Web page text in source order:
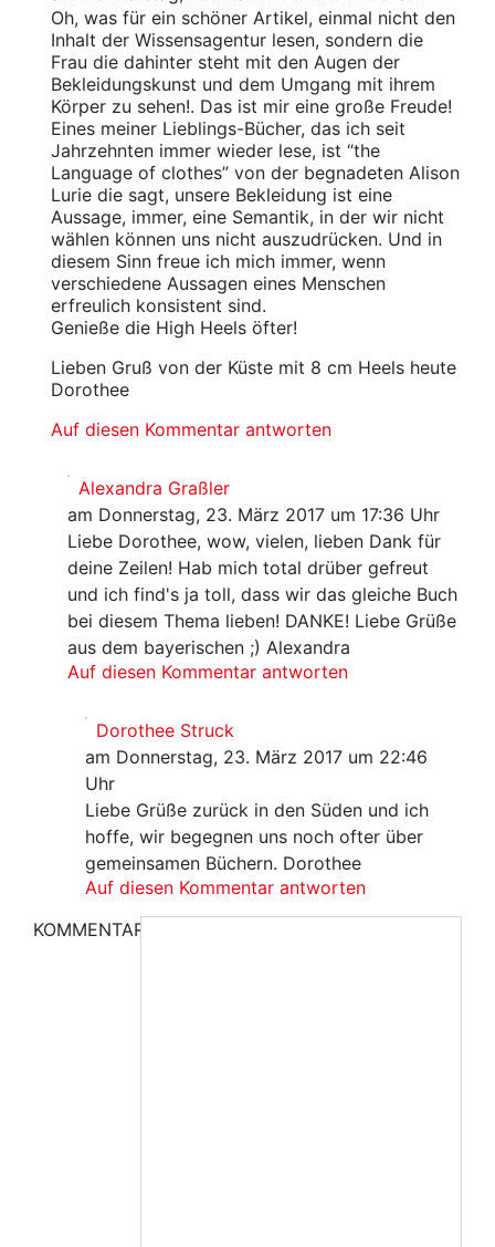
Oh, was für ein schöner Artikel, einmal nicht den
Inhalt der Wissensagentur lesen, sondern die
Frau die dahinter steht mit den Augen der
Bekleidungskunst und dem Umgang mit ihrem
Körper zu sehen!. Das ist mir eine große Freude!
Eines meiner Lieblings-Bücher, das ich seit
Jahrzehnten immer wieder lese, ist “the
Language of clothes” von der begnadeten Alison
Lurie die sagt, unsere Bekleidung ist eine
Aussage, immer, eine Semantik, in der wir nicht
wählen können uns nicht auszudrücken. Und in
diesem Sinn freue ich mich immer, wenn
verschiedene Aussagen eines Menschen
erfreulich konsistent sind.
Genieße die High Heels öfter!
Lieben Gruß von der Küste mit 8 cm Heels heute
Dorothee
Auf diesen Kommentar antworten
Alexandra Graßler
am Donnerstag, 23. März 2017 um 17:36 Uhr
Liebe Dorothee, wow, vielen, lieben Dank für
deine Zeilen! Hab mich total drüber gefreut
und ich find's ja toll, dass wir das gleiche Buch
bei diesem Thema lieben! DANKE! Liebe Grüße
aus dem bayerischen ;) Alexandra
Auf diesen Kommentar antworten
Dorothee Struck
am Donnerstag, 23. März 2017 um 22:46
Uhr
Liebe Grüße zurück in den Süden und ich
hoffe, wir begegnen uns noch ofter über
gemeinsamen Büchern. Dorothee
Auf diesen Kommentar antworten
KOMMENTAR